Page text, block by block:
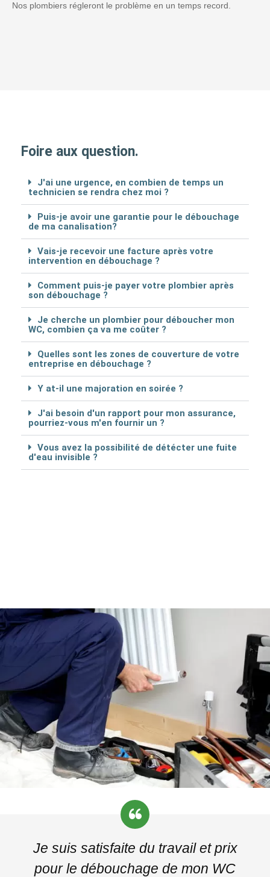
Nos plombiers régleront le problème en un temps record.
Foire aux question.
J'ai une urgence, en combien de temps un
technicien se rendra chez moi ?
Puis-je avoir une garantie pour le débouchage
de ma canalisation?
Vais-je recevoir une facture après votre
intervention en débouchage ?
Comment puis-je payer votre plombier après
son débouchage ?
Je cherche un plombier pour déboucher mon
WC, combien ça va me coûter ?
Quelles sont les zones de couverture de votre
entreprise en débouchage ?
Y at-il une majoration en soirée ?
J'ai besoin d'un rapport pour mon assurance,
pourriez-vous m'en fournir un ?
Vous avez la possibilité de détécter une fuite
d'eau invisible ?
Je suis satisfaite du travail et prix
pour le débouchage de mon WC